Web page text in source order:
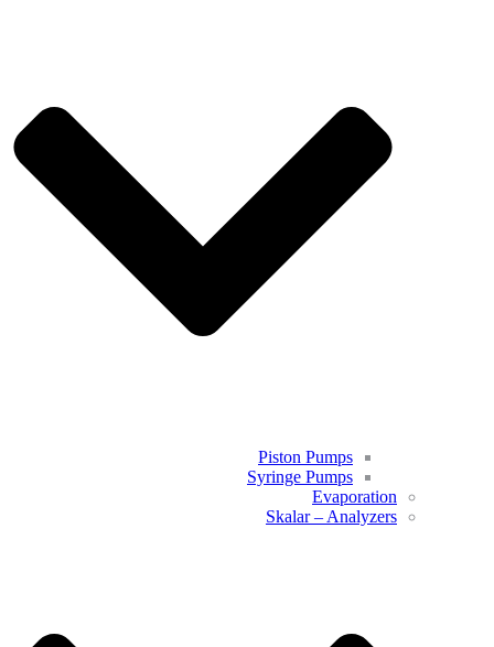
Piston Pumps
Syringe Pumps
Evaporation
Skalar – Analyzers